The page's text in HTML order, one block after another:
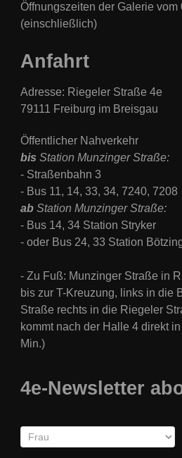
Öffnungszeiten der Galerie vom
(einschließlich)
Anfahrt
Adresse: Riegeler Straße 4e
79111 Freiburg im Breisgau
Öffentlicher Nahverkehr
bis Station Munzinger Straße:
- Straßenbahn 3
- Bus 11, 14, 33, 34, 7240, 7208
ab StationMunzinger Straße:
- Bus 14, 34 Station Stryker
- oder Bus 24, 33 Station
- Zu Fuß: Munzinger Straße in
bis zur T-Kreuzung, links in die
Straße rechts in die Riegeler
kommt nach der Halle 4 direkt
Min.)
4e-Newsletter